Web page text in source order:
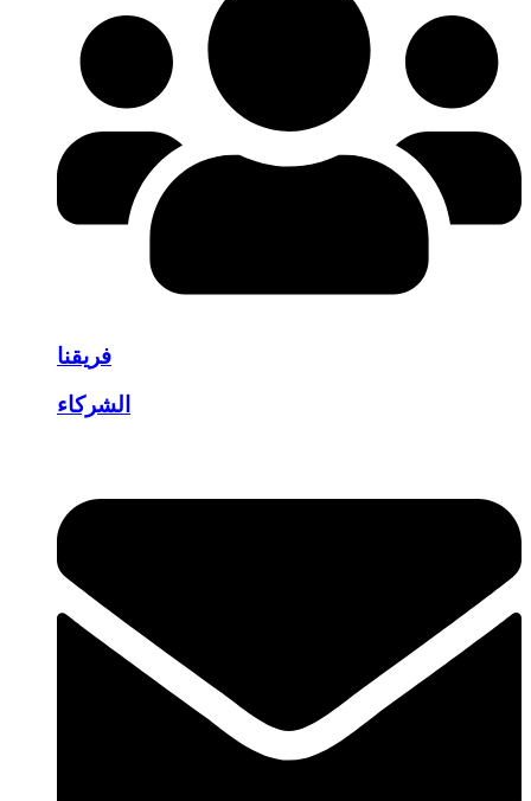
فريقنا
الشركاء